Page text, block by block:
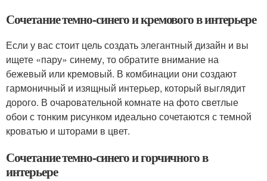
Сочетание темно-синего и кремового в интерьере
Если у вас стоит цель создать элегантный дизайн и вы
ищете «пару» синему, то обратите внимание на
бежевый или кремовый. В комбинации они создают
гармоничный и изящный интерьер, который выглядит
дорого. В очаровательной комнате на фото светлые
обои с тонким рисунком идеально сочетаются с темной
кроватью и шторами в цвет.
Сочетание темно-синего и горчичного в
интерьере